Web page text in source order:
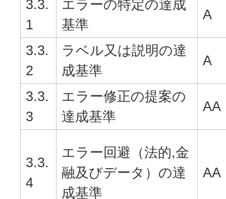
3.3.
1
エラーの特定の達成
基準
A
3.3.
2
ラベル又は説明の達
成基準
A
3.3.
3
エラー修正の提案の
達成基準
AA
3.3.
4
エラー回避（法的,金
融及びデータ）の達
成基準
AA